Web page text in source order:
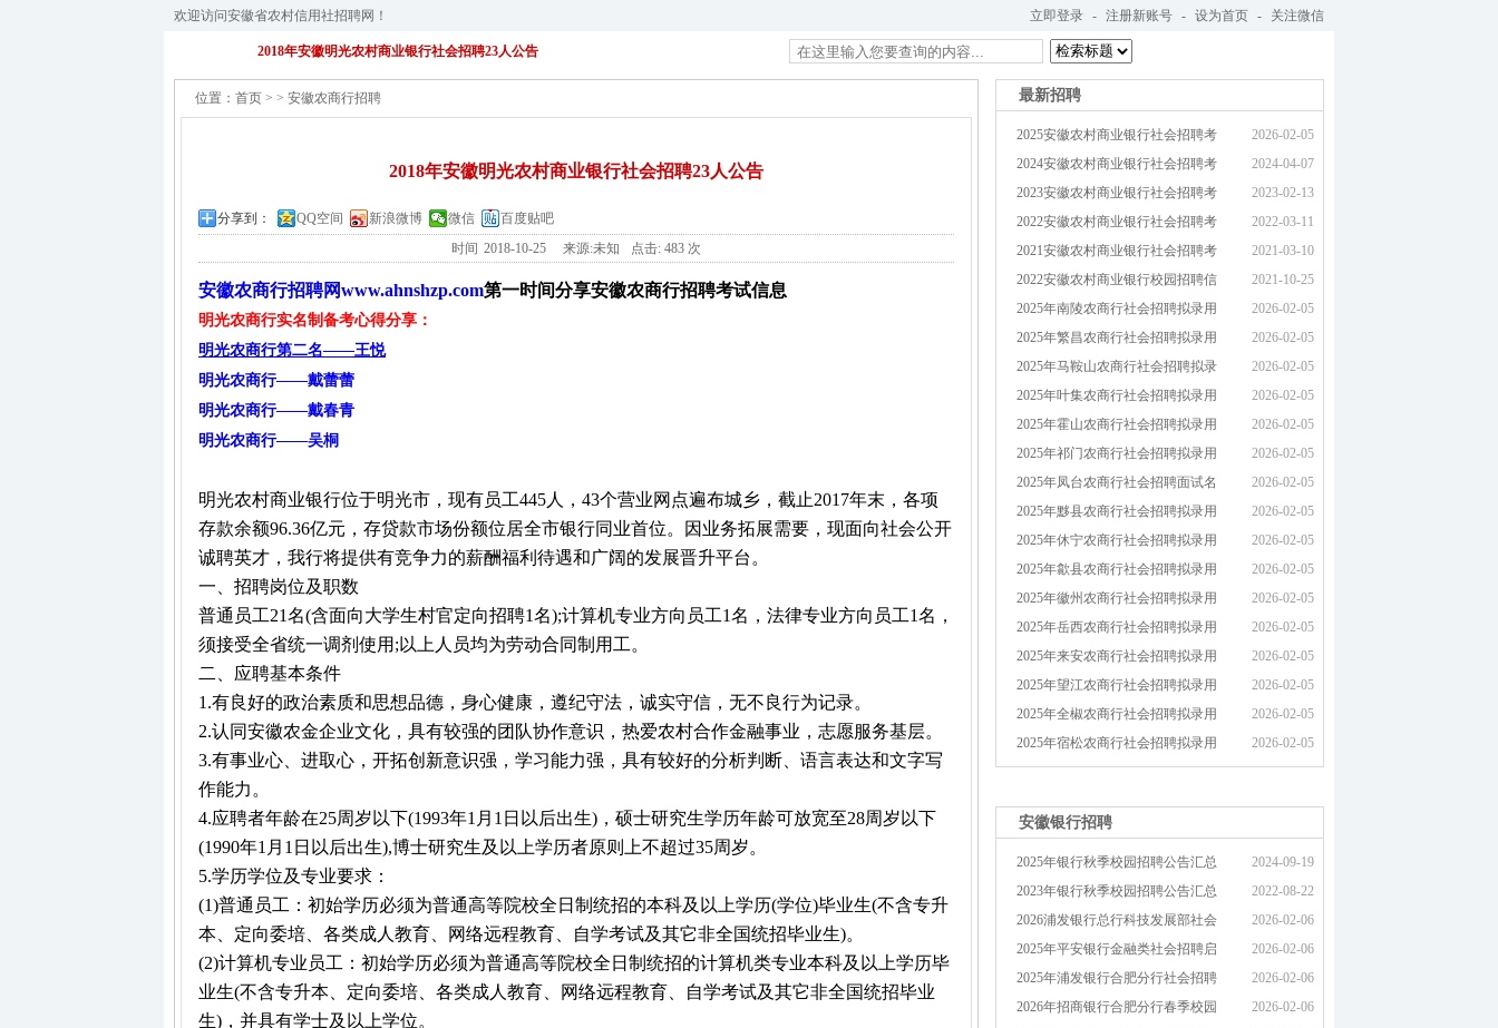
欢迎访问安徽省农村信用社招聘网！ 立即登录 - 注册新账号 - 设为首页 - 关注微信
2018年安徽明光农村商业银行社会招聘23人公告
最新招聘
2025安徽农村商业银行社会招聘考
2026-02-05
2024安徽农村商业银行社会招聘考
2024-04-07
2023安徽农村商业银行社会招聘考
2023-02-13
2022安徽农村商业银行社会招聘考
2022-03-11
2021安徽农村商业银行社会招聘考
2021-03-10
2022安徽农村商业银行校园招聘信
2021-10-25
2025年南陵农商行社会招聘拟录用
2026-02-05
2025年繁昌农商行社会招聘拟录用
2026-02-05
2025年马鞍山农商行社会招聘拟录
2026-02-05
2025年叶集农商行社会招聘拟录用
2026-02-05
2025年霍山农商行社会招聘拟录用
2026-02-05
2025年祁门农商行社会招聘拟录用
2026-02-05
2025年凤台农商行社会招聘面试名
2026-02-05
2025年黟县农商行社会招聘拟录用
2026-02-05
2025年休宁农商行社会招聘拟录用
2026-02-05
2025年歙县农商行社会招聘拟录用
2026-02-05
2025年徽州农商行社会招聘拟录用
2026-02-05
2025年岳西农商行社会招聘拟录用
2026-02-05
2025年来安农商行社会招聘拟录用
2026-02-05
2025年望江农商行社会招聘拟录用
2026-02-05
2025年全椒农商行社会招聘拟录用
2026-02-05
2025年宿松农商行社会招聘拟录用
2026-02-05
安徽银行招聘
2025年银行秋季校园招聘公告汇总
2024-09-19
2023年银行秋季校园招聘公告汇总
2022-08-22
2026浦发银行总行科技发展部社会
2026-02-06
2025年平安银行金融类社会招聘启
2026-02-06
2025年浦发银行合肥分行社会招聘
2026-02-06
2026年招商银行合肥分行春季校园
2026-02-06
位置： 首页 > > 安徽农商行招聘
2018年安徽明光农村商业银行社会招聘23人公告
分享到： QQ空间 新浪微博 微信
百度贴吧
时间 2018-10-25 来源:未知 点击: 483 次
安徽农商行招聘网www.ahnshzp.com第一时间分享安徽农商行招聘考试信息
明光农商行实名制备考心得分享：
明光农商行第二名——王悦
明光农商行——戴蕾蕾
明光农商行——戴春青
明光农商行——吴桐
明光农村商业银行位于明光市，现有员工445人，43个营业网点遍布城乡，截止2017年末，各项
存款余额96.36亿元，存贷款市场份额位居全市银行同业首位。因业务拓展需要，现面向社会公开
诚聘英才，我行将提供有竞争力的薪酬福利待遇和广阔的发展晋升平台。
一、招聘岗位及职数
普通员工21名(含面向大学生村官定向招聘1名);计算机专业方向员工1名，法律专业方向员工1名，
须接受全省统一调剂使用;以上人员均为劳动合同制用工。
二、应聘基本条件
1.有良好的政治素质和思想品德，身心健康，遵纪守法，诚实守信，无不良行为记录。
2.认同安徽农金企业文化，具有较强的团队协作意识，热爱农村合作金融事业，志愿服务基层。
3.有事业心、进取心，开拓创新意识强，学习能力强，具有较好的分析判断、语言表达和文字写
作能力。
4.应聘者年龄在25周岁以下(1993年1月1日以后出生)，硕士研究生学历年龄可放宽至28周岁以下
(1990年1月1日以后出生),博士研究生及以上学历者原则上不超过35周岁。
5.学历学位及专业要求：
(1)普通员工：初始学历必须为普通高等院校全日制统招的本科及以上学历(学位)毕业生(不含专升
本、定向委培、各类成人教育、网络远程教育、自学考试及其它非全国统招毕业生)。
(2)计算机专业员工：初始学历必须为普通高等院校全日制统招的计算机类专业本科及以上学历毕
业生(不含专升本、定向委培、各类成人教育、网络远程教育、自学考试及其它非全国统招毕业
生)，并具有学士及以上学位。